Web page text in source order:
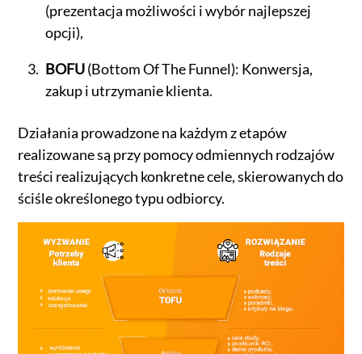
(prezentacja możliwości i wybór najlepszej
opcji),
BOFU(Bottom Of The Funnel): Konwersja,
zakup i utrzymanie klienta.
Działania prowadzone na każdym z etapów
realizowane są przy pomocy odmiennych rodzajów
treści realizujących konkretne cele, skierowanych do
ściśle określonego typu odbiorcy.